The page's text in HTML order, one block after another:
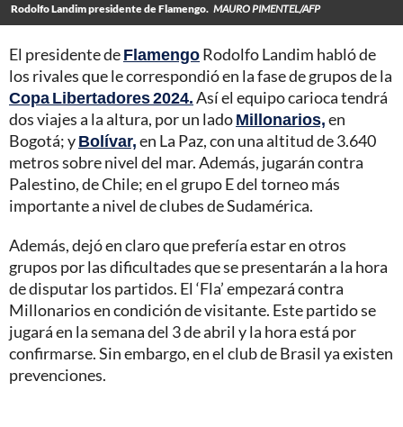
Rodolfo Landim presidente de Flamengo. MAURO PIMENTEL/AFP
El presidente deFlamengoRodolfo Landim habló de
los rivales que le correspondió en la fase de grupos de la
Copa Libertadores 2024.Así el equipo carioca tendrá
dos viajes a la altura, por un ladoMillonarios,en
Bogotá; yBolívar,en La Paz, con una altitud de 3.640
metros sobre nivel del mar. Además, jugarán contra
Palestino, de Chile; en el grupo E del torneo más
importante a nivel de clubes de Sudamérica.
Además, dejó en claro que prefería estar en otros
grupos por las dificultades que se presentarán a la hora
de disputar los partidos. El ‘Fla’ empezará contra
Millonarios en condición de visitante. Este partido se
jugará en la semana del 3 de abril y la hora está por
confirmarse. Sin embargo, en el club de Brasil ya existen
prevenciones.